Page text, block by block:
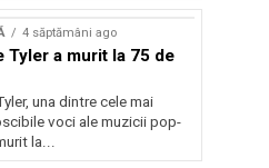
4 săptămâni ago
Tyler a murit la 75 de
una dintre cele mai
voci ale muzicii pop-
la...